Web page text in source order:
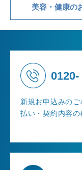
美容・健康の
0120-
新規お申込みの
払い・契約内容の